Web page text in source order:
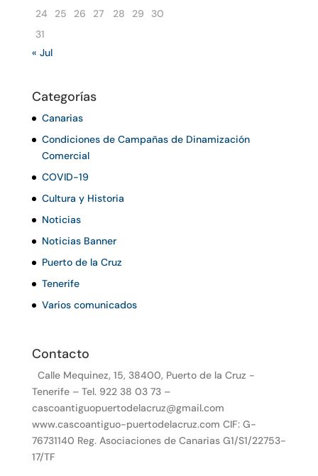
24
25 26 27 28 29
30
31
« Jul
Categorías
Canarias
Condiciones de Campañas de Dinamización
Comercial
COVID-19
Cultura y Historia
Noticias
Noticias Banner
Puerto de la Cruz
Tenerife
Varios comunicados
Contacto
Calle Mequinez, 15, 38400, Puerto de la Cruz -
Tenerife – Tel. 922 38 03 73 –
cascoantiguopuertodelacruz@gmail.com
www.cascoantiguo-puertodelacruz.com CIF: G-
76731140 Reg. Asociaciones de Canarias G1/S1/22753-
17/TF